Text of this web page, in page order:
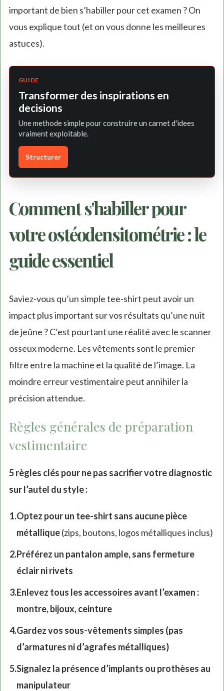
important de bien s’habiller pour cet examen ? On
vous explique tout (et on vous donne les meilleures
astuces).
GUIDE
Transformer des inspirations en
decisions
Une methode simple pour construire un carnet d'idees
vraiment exploitable.
Structurer
Comment s'habiller pour
votre ostéodensitométrie : le
guide essentiel
Saviez-vous qu’un simple tee-shirt peut avoir un
impact plus important sur vos résultats qu’une nuit
de jeûne ? C’est pourtant une réalité avec le scanner
osseux moderne. Les vêtements sont le premier
filtre entre la machine et la qualité de l’image. La
moindre erreur vestimentaire peut annihiler la
précision attendue.
Règles générales de préparation
vestimentaire
5 règles clés pour ne pas sacrifier votre diagnostic
sur l’autel du style :
Optez pour un tee-shirt sans aucune pièce
métallique(zips, boutons, logos métalliques inclus)
Préférez un pantalon ample, sans fermeture
éclair ni rivets
Enlevez tous les accessoires avant l’examen :
montre, bijoux, ceinture
Gardez vos sous-vêtements simples (pas
d’armatures ni d’agrafes métalliques)
Signalez la présence d’implants ou prothèses au
manipulateur